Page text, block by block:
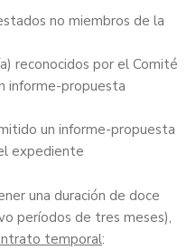
no miembros de la
reconocidos por el Comité
informe-propuesta
un informe-propuesta
expediente
una duración de doce
períodos de tres meses),
temporal: